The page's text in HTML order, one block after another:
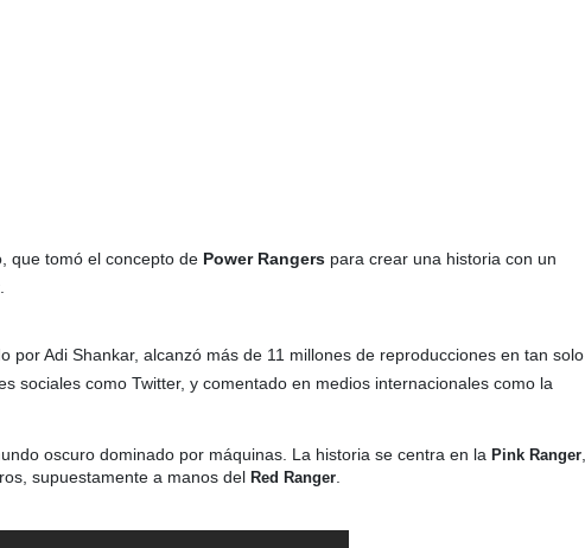
que tomó el concepto de Power Rangers para crear una historia con un
por Adi Shankar, alcanzó más de 11 millones de reproducciones en tan solo
sociales como Twitter, y comentado en medios internacionales como la
oscuro dominado por máquinas. La historia se centra en la Pink Ranger
supuestamente a manos del Red Ranger